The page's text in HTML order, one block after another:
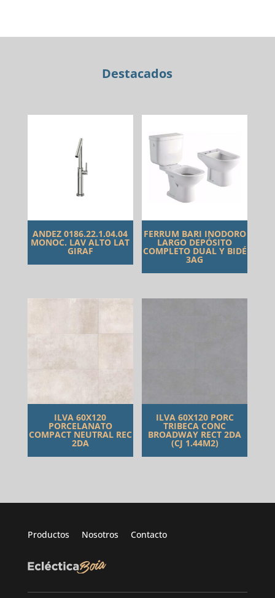
Destacados
ANDEZ 0186.22.1.04.04
MONOC. LAV ALTO LAT
GIRAF
FERRUM BARI INODORO
LARGO DEPÓSITO
COMPLETO DUAL Y BIDÉ
3AG
ILVA 60X120
PORCELANATO
COMPACT NEUTRAL REC
2DA
ILVA 60X120 PORC
TRIBECA CONC
BROADWAY RECT 2DA
(CJ 1.44M2)
Productos Nosotros Contacto